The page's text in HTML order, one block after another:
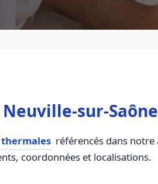
sur-Saône
référencés dans
coordonnées et localisations.